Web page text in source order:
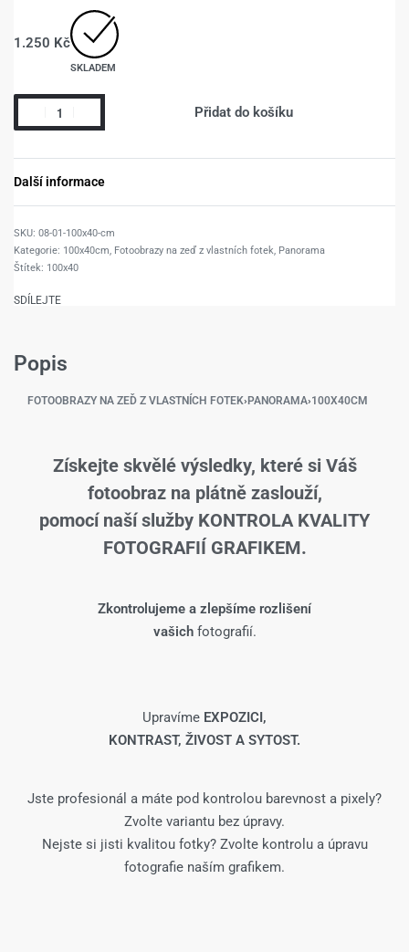
1.250 Kč
SKLADEM
Přidat do košíku
Další informace
08-01-100x40-cm
Kategorie: 100x40cm, Fotoobrazy na zeď z vlastních fotek, Panorama
Štítek: 100x40
SDÍLEJTE
Popis
FOTOOBRAZY NA ZEĎ Z VLASTNÍCH FOTEK› PANORAMA›100X40CM
Získejte skvělé výsledky, které si Váš
fotoobraz na plátně zaslouží,
pomocí naší služby KONTROLA KVALITY
FOTOGRAFIÍ GRAFIKEM.
Zkontrolujeme a zlepšíme rozlišení
vašich fotografií.
Upravíme EXPOZICI,
KONTRAST, ŽIVOST A SYTOST.
Jste profesionál a máte pod kontrolou barevnost a pixely?
Zvolte variantu bez úpravy.
Nejste si jisti kvalitou fotky? Zvolte kontrolu a úpravu
fotografie naším grafikem.